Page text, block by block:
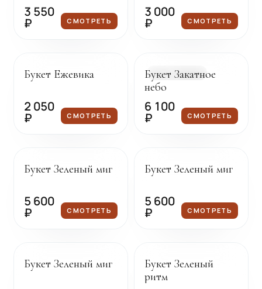
3 550
₽ СМОТРЕТЬ
3 000
₽ СМОТРЕТЬ
Букет Ежевика
2 050
₽ СМОТРЕТЬ
В НАЛИЧИИ
Букет Закатное
небо
6 100
₽ СМОТРЕТЬ
Букет Зеленый миг
5 600
₽ СМОТРЕТЬ
Букет Зеленый миг
5 600
₽ СМОТРЕТЬ
Букет Зеленый миг
Букет Зеленый
ритм